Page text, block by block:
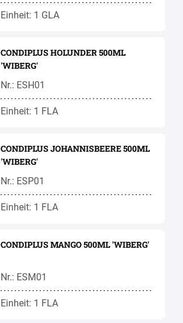
Einheit: 1 GLA
CONDIPLUS HOLUNDER 500ML
'WIBERG'
Nr.: ESH01
Einheit: 1 FLA
CONDIPLUS JOHANNISBEERE 500ML
'WIBERG'
Nr.: ESP01
Einheit: 1 FLA
CONDIPLUS MANGO 500ML 'WIBERG'
Nr.: ESM01
Einheit: 1 FLA